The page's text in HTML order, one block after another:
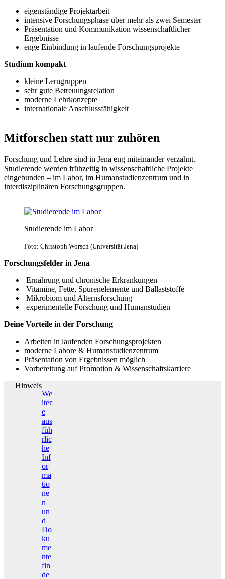
eigenständige Projektarbeit
intensive Forschungsphase über mehr als zwei Semester
Präsentation und Kommunikation wissenschaftlicher
Ergebnisse
enge Einbindung in laufende Forschungsprojekte
Studium kompakt
kleine Lerngruppen
sehr gute Betreuungsrelation
moderne Lehrkonzepte
internationale Anschlussfähigkeit
Mitforschen statt nur zuhören
Forschung und Lehre sind in Jena eng miteinander verzahnt.
Studierende werden frühzeitig in wissenschaftliche Projekte
eingebunden – im Labor, im Humanstudienzentrum und in
interdisziplinären Forschungsgruppen.
Studierende im Labor
Foto: Christoph Worsch (Universität Jena)
Forschungsfelder in Jena
Ernährung und chronische Erkrankungen
Vitamine, Fette, Spurenelemente und Ballaststoffe
Mikrobiom und Alternsforschung
experimentelle Forschung und Humanstudien
Deine Vorteile in der Forschung
Arbeiten in laufenden Forschungsprojekten
moderne Labore & Humanstudienzentrum
Präsentation von Ergebnissen möglich
Vorbereitung auf Promotion & Wissenschaftskarriere
Hinweis
We
iter
e
aus
füh
rlic
he
Inf
or
ma
tio
ne
n
un
d
Do
ku
me
nte
fin
de